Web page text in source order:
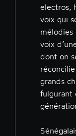
electros,
voix qui
mélodies
voix
dont on
grands
fulgurant